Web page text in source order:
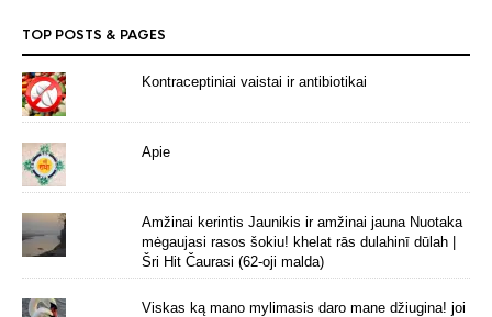
TOP POSTS & PAGES
Kontraceptiniai vaistai ir antibiotikai
Apie
Amžinai kerintis Jaunikis ir amžinai jauna Nuotaka
mėgaujasi rasos šokiu! khelat rās dulahinī dūlah |
Šri Hit Čaurasi (62-oji malda)
Viskas ką mano mylimasis daro mane džiugina! joi